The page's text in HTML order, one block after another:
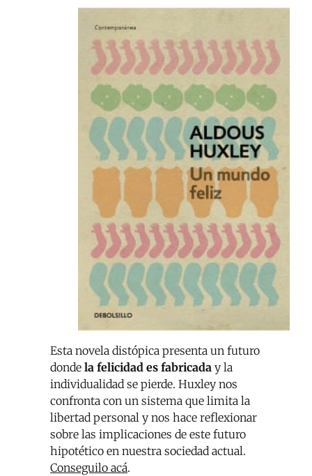
Esta novela distópica presenta un futuro
donde la felicidad es fabricada y la
individualidad se pierde. Huxley nos
confronta con un sistema que limita la
libertad personal y nos hace reflexionar
sobre las implicaciones de este futuro
hipotético en nuestra sociedad actual.
Conseguilo acá.